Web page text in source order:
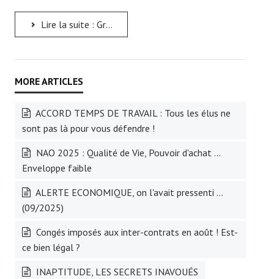
Lire la suite : Great Place to Work... Boycottons l'enquête !
ACCORD TEMPS DE TRAVAIL : Tous les élus ne
sont pas là pour vous défendre !
NAO 2025 : Qualité de Vie, Pouvoir d'achat ...
Enveloppe faible
ALERTE ECONOMIQUE, on l'avait pressenti ...
(09/2025)
Congés imposés aux inter-contrats en août ! Est-
ce bien légal ?
INAPTITUDE, LES SECRETS INAVOUÉS